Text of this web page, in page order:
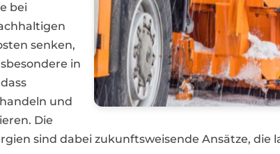
bei
senken,
in
und
Die
sind dabei zukunftsweisende Ansätze, die